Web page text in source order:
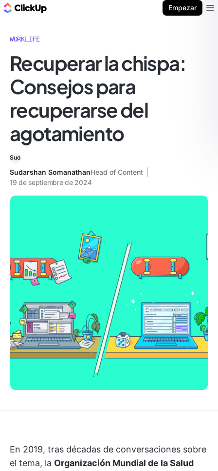
Empezar
WORKLIFE
Recuperar la chispa:
Consejos para
recuperarse del
agotamiento
Sudarshan SomanathanHead of Content
19 de septiembre de 2024
En 2019, tras décadas de conversaciones sobre
el tema, la Organización Mundial de la Salud